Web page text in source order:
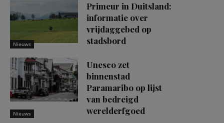
Nieuws
Primeur in Duitsland:
informatie over
vrijdaggebed op
stadsbord
Nieuws
Unesco zet
binnenstad
Paramaribo op lijst
van bedreigd
werelderfgoed